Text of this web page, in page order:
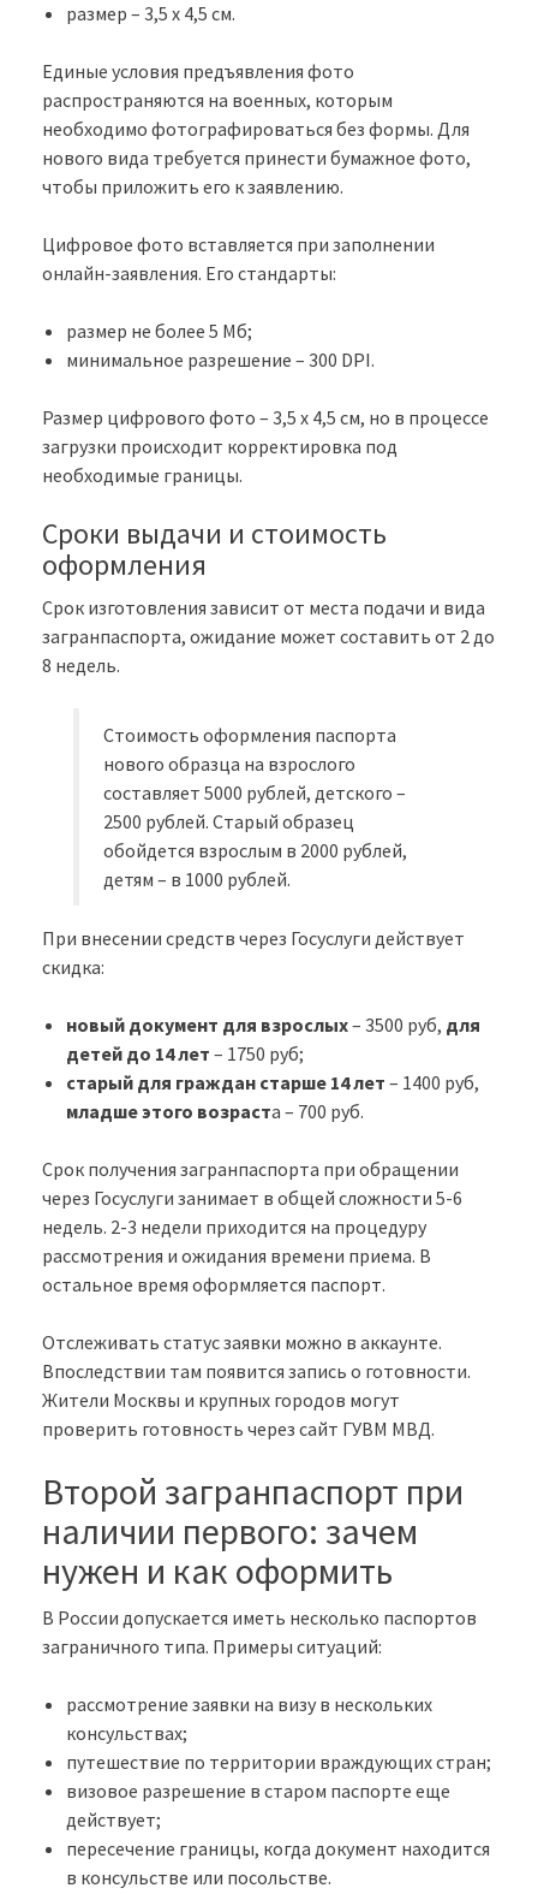
размер – 3,5 х 4,5 см.
Единые условия предъявления фото
распространяются на военных, которым
необходимо фотографироваться без формы. Для
нового вида требуется принести бумажное фото,
чтобы приложить его к заявлению.
Цифровое фото вставляется при заполнении
онлайн-заявления. Его стандарты:
размер не более 5 Мб;
минимальное разрешение – 300 DPI.
Размер цифрового фото – 3,5 х 4,5 см, но в процессе
загрузки происходит корректировка под
необходимые границы.
Сроки выдачи и стоимость
оформления
Срок изготовления зависит от места подачи и вида
загранпаспорта, ожидание может составить от 2 до
8 недель.
Стоимость оформления паспорта
нового образца на взрослого
составляет 5000 рублей, детского –
2500 рублей. Старый образец
обойдется взрослым в 2000 рублей,
детям – в 1000 рублей.
При внесении средств через Госуслуги действует
скидка:
новый документ для взрослых– 3500 руб, для
детей до 14 лет – 1750 руб;
старый для граждан старше 14 лет – 1400 руб,
младше этого возраста – 700 руб.
Срок получения загранпаспорта при обращении
через Госуслуги занимает в общей сложности 5-6
недель. 2-3 недели приходится на процедуру
рассмотрения и ожидания времени приема. В
остальное время оформляется паспорт.
Отслеживать статус заявки можно в аккаунте.
Впоследствии там появится запись о готовности.
Жители Москвы и крупных городов могут
проверить готовность через сайт ГУВМ МВД.
Второй загранпаспорт при
наличии первого: зачем
нужен и как оформить
В России допускается иметь несколько паспортов
заграничного типа. Примеры ситуаций:
рассмотрение заявки на визу в нескольких
консульствах;
путешествие по территории враждующих стран;
визовое разрешение в старом паспорте еще
действует;
пересечение границы, когда документ находится
в консульстве или посольстве.